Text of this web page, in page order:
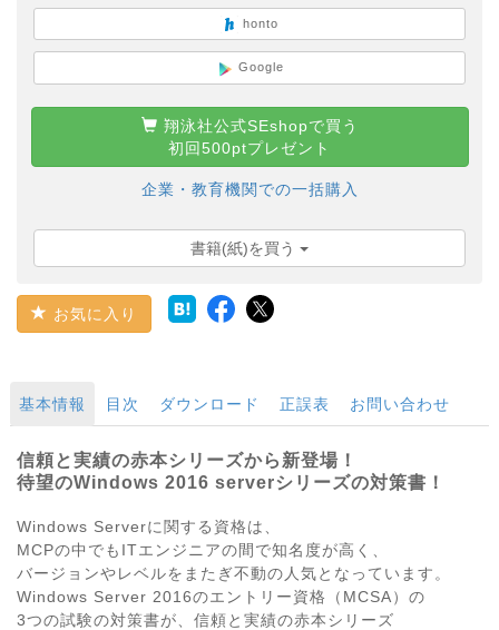
honto
Google
翔泳社公式SEshopで買う
初回500ptプレゼント
企業・教育機関での一括購入
書籍(紙)を買う
お気に入り
基本情報 目次 ダウンロード 正誤表 お問い合わせ
信頼と実績の赤本シリーズから新登場！
待望のWindows 2016 serverシリーズの対策書！
Windows Serverに関する資格は、
MCPの中でもITエンジニアの間で知名度が高く、
バージョンやレベルをまたぎ不動の人気となっています。
Windows Server 2016のエントリー資格（MCSA）の
3つの試験の対策書が、信頼と実績の赤本シリーズ